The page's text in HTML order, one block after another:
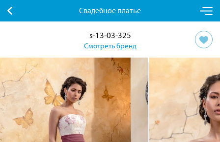
Свадебное платье
s-13-03-325
Смотреть бренд